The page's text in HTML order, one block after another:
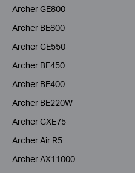
Archer GE800
Archer BE800
Archer GE550
Archer BE450
Archer BE400
Archer BE220W
Archer GXE75
Archer Air R5
Archer AX11000